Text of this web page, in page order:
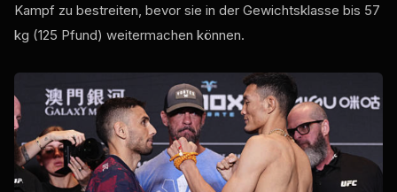
Kampf zu bestreiten, bevor sie in der Gewichtsklasse bis 57
kg (125 Pfund) weitermachen können.